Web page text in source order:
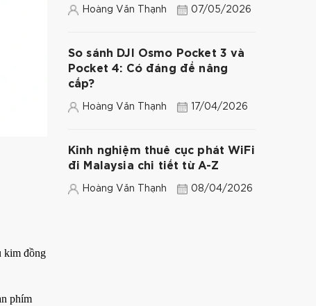
kim đồng
phím
Hoàng Văn Thạnh 07/05/2026
So sánh DJI Osmo Pocket 3 và
Pocket 4: Có đáng để nâng
cấp?
Hoàng Văn Thạnh 17/04/2026
Kinh nghiệm thuê cục phát WiFi
đi Malaysia chi tiết từ A-Z
Hoàng Văn Thạnh 08/04/2026